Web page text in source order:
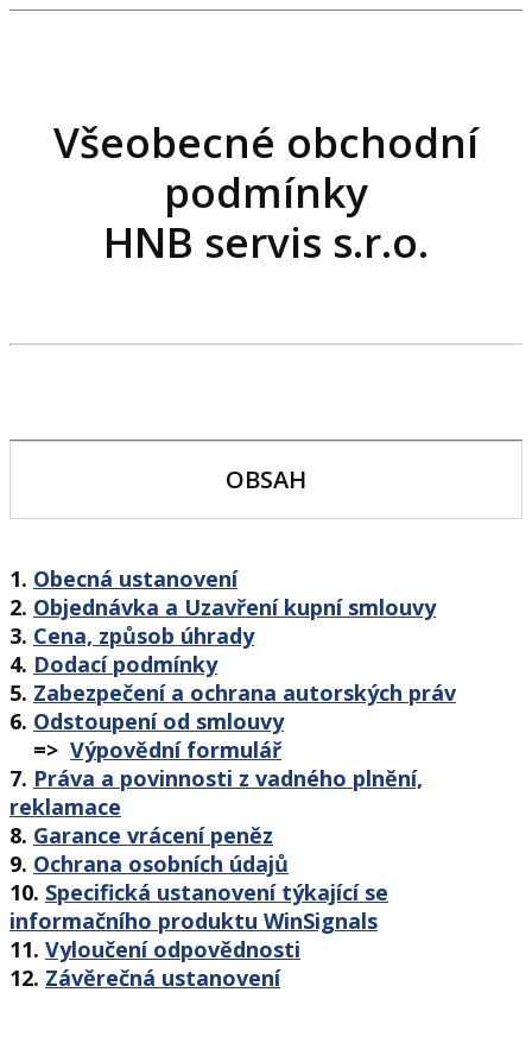
Všeobecné obchodní
podmínky
HNB servis s.r.o.
OBSAH
1. Obecná ustanovení
2. Objednávka a Uzavření kupní smlouvy
3. Cena, způsob úhrady
4. Dodací podmínky
5. Zabezpečení a ochrana autorských práv
6. Odstoupení od smlouvy
=> Výpovědní formulář
7. Práva a povinnosti z vadného plnění,
reklamace
8. Garance vrácení peněz
9. Ochrana osobních údajů
10. Specifická ustanovení týkající se
informačního produktu WinSignals
11. Vyloučení odpovědnosti
12. Závěrečná ustanovení